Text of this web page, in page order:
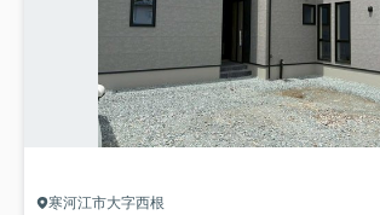
寒河江市大字西根